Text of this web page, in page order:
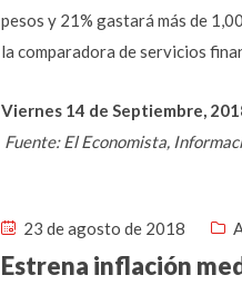
pesos y 21% gastará más de
la comparadora de servicios
Viernes 14 de Septiembre,
Fuente: El Economista,
23 de agosto de 2018
Estrena inflación